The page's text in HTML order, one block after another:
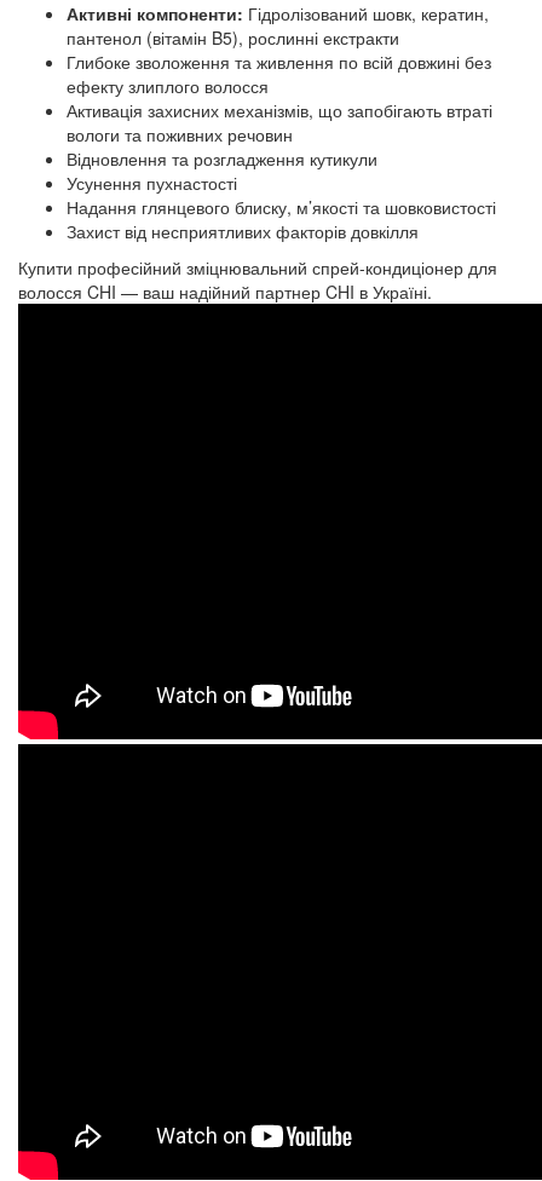
Активні компоненти: Гідролізований шовк, кератин,
пантенол (вітамін B5), рослинні екстракти
Глибоке зволоження та живлення по всій довжині без
ефекту злиплого волосся
Активація захисних механізмів, що запобігають втраті
вологи та поживних речовин
Відновлення та розгладження кутикули
Усунення пухнастості
Надання глянцевого блиску, м’якості та шовковистості
Захист від несприятливих факторів довкілля
Купити професійний зміцнювальний спрей-кондиціонер для
волосся CHI — ваш надійний партнер CHI в Україні.